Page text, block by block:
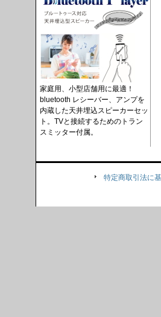
家庭用、小型店舗用に最適！
bluetooth レシーバー、アンプを
内蔵した天井埋込スピーカーセッ
ト。TVと接続するためのトラン
スミッター付属。
特定商取引法に